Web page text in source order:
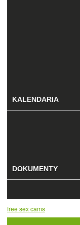
KALENDARIA
DOKUMENTY
free sex cams